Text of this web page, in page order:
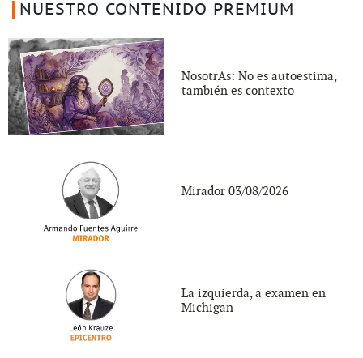
NUESTRO CONTENIDO PREMIUM
NosotrAs: No es autoestima,
también es contexto
Mirador 03/08/2026
La izquierda, a examen en
Michigan